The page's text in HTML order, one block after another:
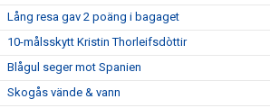
Lång resa gav 2 poäng i bagaget
10-målsskytt Kristin Thorleifsdòttir
Blågul seger mot Spanien
Skogås vände & vann